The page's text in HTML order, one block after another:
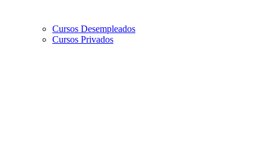
Cursos Desempleados
Cursos Privados